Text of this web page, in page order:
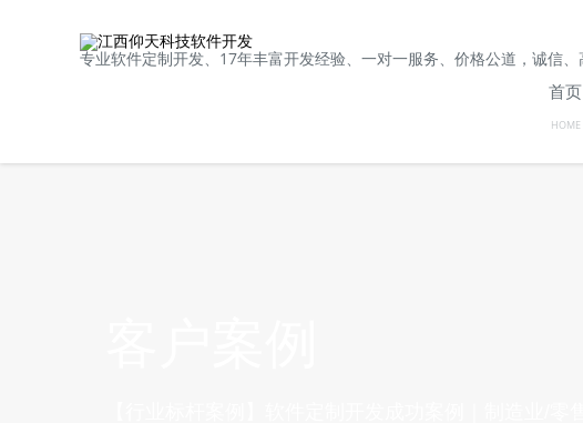
专业软件定制开发、17年丰富开发经验、一对一服务、价格公道，诚信
首页
HOME